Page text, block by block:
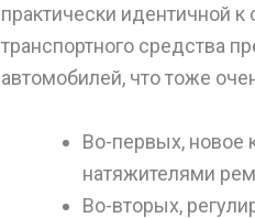
практически идентичной
транспортного средства
автомобилей, что тоже
Во-первых, новое
натяжителями
Во-вторых,